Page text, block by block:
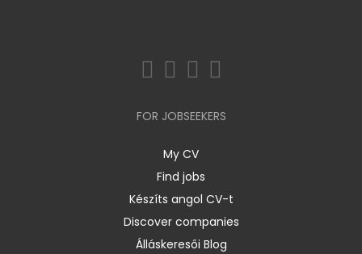
FOR JOBSEEKERS
My CV
Find jobs
Készíts angol CV-t
Discover companies
Álláskeresői Blog